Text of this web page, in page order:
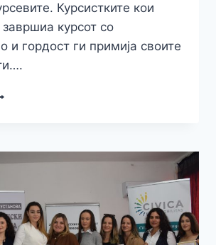
Курсистките кои
курсот со
и гордост ги примија своите